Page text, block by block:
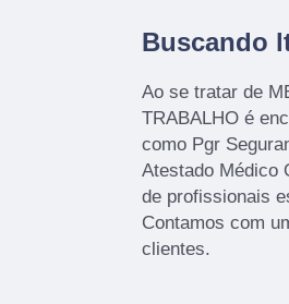
Buscando
Ao se tratar de
TRABALHO é
como Pgr
Atestado Médico
de profissionais
Contamos com
clientes.